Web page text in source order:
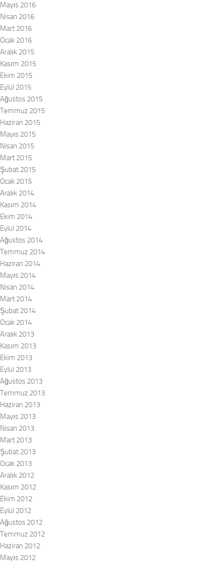
Mayıs 2016
Nisan 2016
Mart 2016
Ocak 2016
Aralık 2015
Kasım 2015
Ekim 2015
Eylül 2015
Ağustos 2015
Temmuz 2015
Haziran 2015
Mayıs 2015
Nisan 2015
Mart 2015
Şubat 2015
Ocak 2015
Aralık 2014
Kasım 2014
Ekim 2014
Eylül 2014
Ağustos 2014
Temmuz 2014
Haziran 2014
Mayıs 2014
Nisan 2014
Mart 2014
Şubat 2014
Ocak 2014
Aralık 2013
Kasım 2013
Ekim 2013
Eylül 2013
Ağustos 2013
Temmuz 2013
Haziran 2013
Mayıs 2013
Nisan 2013
Mart 2013
Şubat 2013
Ocak 2013
Aralık 2012
Kasım 2012
Ekim 2012
Eylül 2012
Ağustos 2012
Temmuz 2012
Haziran 2012
Mayıs 2012